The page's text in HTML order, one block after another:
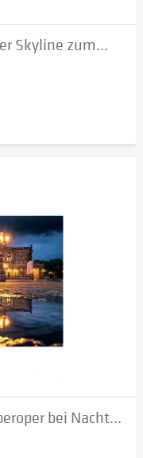
Skyline zum...
bei Nacht...